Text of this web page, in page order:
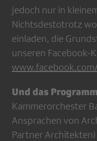
jedoch nur in
Nichtsdestotrotz
einladen, die
unseren Facebook-
Und das
Kammerorchester
Ansprachen von
Partner